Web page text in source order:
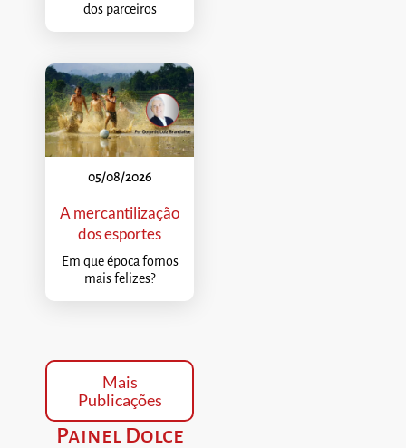
dos parceiros
05/08/2026
A mercantilização
dos esportes
Em que época fomos
mais felizes?
Mais
Publicações
Painel Dolce